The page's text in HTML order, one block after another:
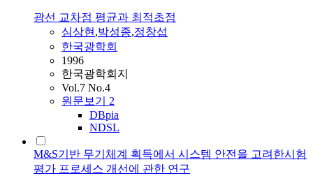
광선 교차점 평균과 최적초점
심상현,박성종,정창섭
한국광학회
1996
한국광학회지
Vol.7 No.4
원문보기 2
DBpia
NDSL
M&S기반 무기체계 획득에서 시스템 안전을 고려한시험
평가 프로세스 개선에 관한 연구